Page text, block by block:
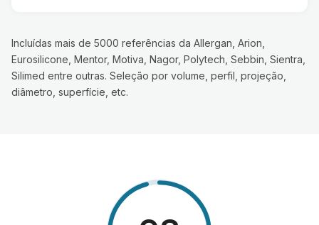
Incluídas mais de 5000 referências da Allergan, Arion,
Eurosilicone, Mentor, Motiva, Nagor, Polytech, Sebbin, Sientra,
Silimed entre outras. Seleção por volume, perfil, projeção,
diâmetro, superfície, etc.